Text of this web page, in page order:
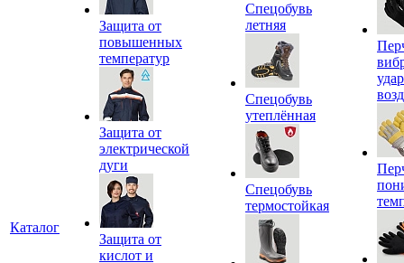
Каталог
Защита от
повышенных
температур
Защита от
электрической
дуги
Защита от
кислот и
Спецобувь
летняя
Спецобувь
утеплённая
Спецобувь
термостойкая